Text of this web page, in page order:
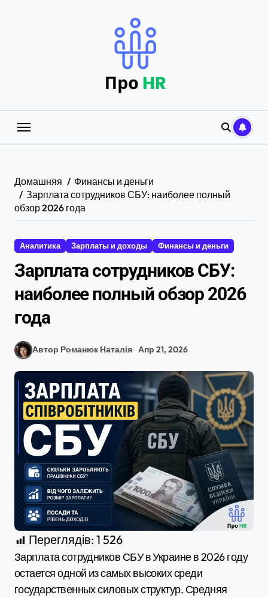
Домашняя
Финансы и деньги
Зарплата сотрудников СБУ: наиболее полный
обзор 2026 года
Аналитика Зарплаты и доходы Финансы и деньги
Зарплата сотрудников СБУ:
наиболее полный обзор 2026
года
Автор Романюк Наталія Апр 21, 2026
Переглядів: 1 526
Зарплата сотрудников СБУ в Украине в 2026 году
остается одной из самых высоких среди
государственных силовых структур. Средняя